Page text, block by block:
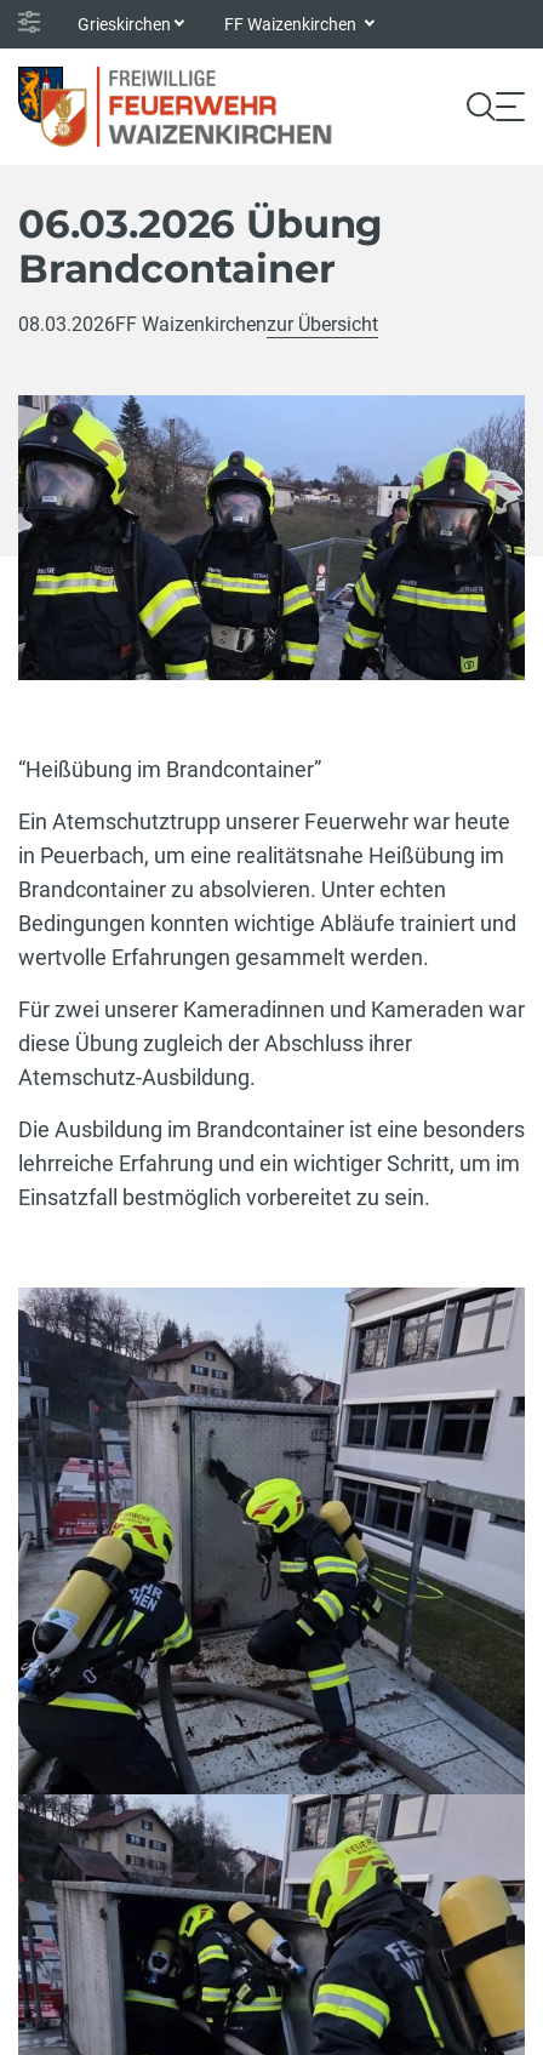
Grieskirchen FF Waizenkirchen
06.03.2026 Übung
Brandcontainer
08.03.2026FF Waizenkirchenzur Übersicht
“Heißübung im Brandcontainer”
Ein Atemschutztrupp unserer Feuerwehr war heute
in Peuerbach, um eine realitätsnahe Heißübung im
Brandcontainer zu absolvieren. Unter echten
Bedingungen konnten wichtige Abläufe trainiert und
wertvolle Erfahrungen gesammelt werden.
Für zwei unserer Kameradinnen und Kameraden war
diese Übung zugleich der Abschluss ihrer
Atemschutz-Ausbildung.
Die Ausbildung im Brandcontainer ist eine besonders
lehrreiche Erfahrung und ein wichtiger Schritt, um im
Einsatzfall bestmöglich vorbereitet zu sein.